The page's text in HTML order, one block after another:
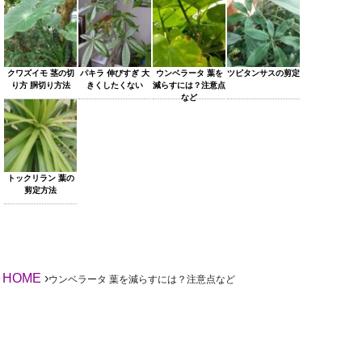
クワズイモ 茎の切
り方 胴切り方法
パキラ 伸びすぎ 大
きくしたくない
ウンベラータ 葉を
減らすには？注意点
など
ツピタンサスの剪定
トックリラン 葉の
剪定方法
HOME ›ウンベラータ 葉を減らすには？注意点など